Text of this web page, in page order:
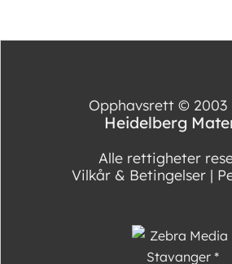
Opphavsrett © 2003
Heidelberg
Alle rettigheter
Vilkår & Betingelser |